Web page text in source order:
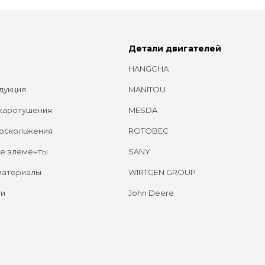
элементы
Детали двигателей
HANGCHA
MANITOU
MESDA
ROTOBEC
SANY
WIRTGEN GROUP
John Deere